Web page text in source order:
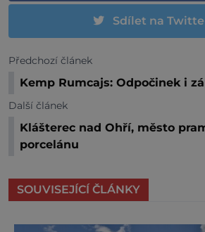
Sdílet na
Předchozí článek
Kemp Rumcajs: Odpočinek i
Další článek
Klášterec nad Ohří, město
porcelánu
SOUVISEJÍCÍ ČLÁNKY